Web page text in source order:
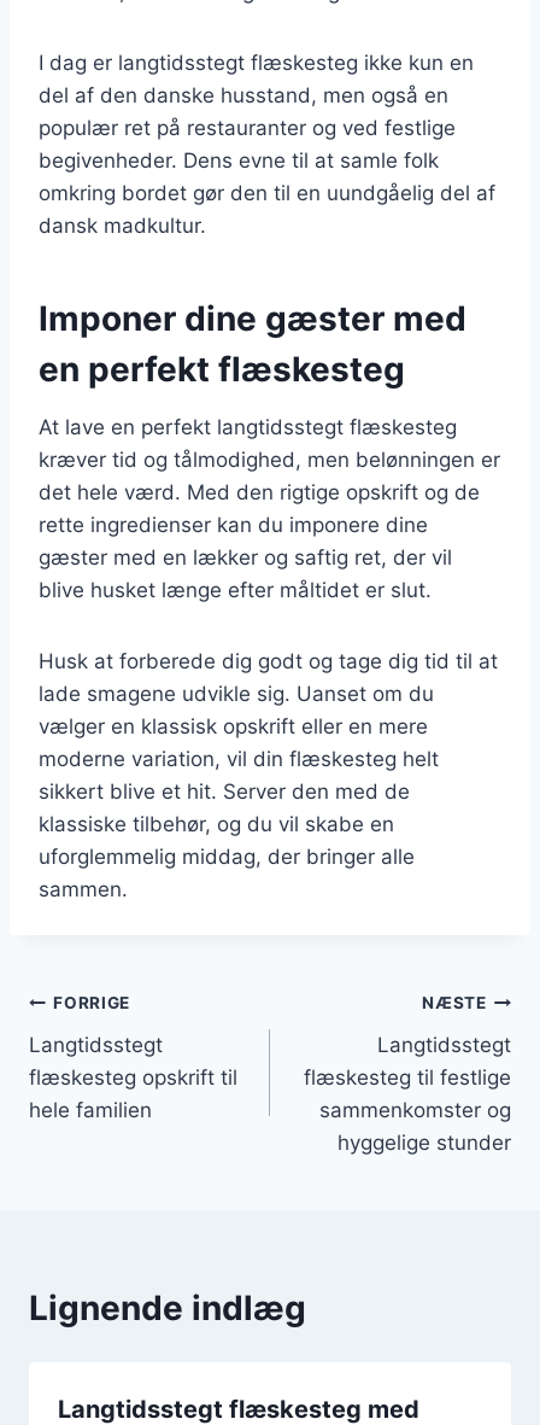
I dag er langtidsstegt flæskesteg ikke kun en
del af den danske husstand, men også en
populær ret på restauranter og ved festlige
begivenheder. Dens evne til at samle folk
omkring bordet gør den til en uundgåelig del af
dansk madkultur.
Imponer dine gæster med
en perfekt flæskesteg
At lave en perfekt langtidsstegt flæskesteg
kræver tid og tålmodighed, men belønningen er
det hele værd. Med den rigtige opskrift og de
rette ingredienser kan du imponere dine
gæster med en lækker og saftig ret, der vil
blive husket længe efter måltidet er slut.
Husk at forberede dig godt og tage dig tid til at
lade smagene udvikle sig. Uanset om du
vælger en klassisk opskrift eller en mere
moderne variation, vil din flæskesteg helt
sikkert blive et hit. Server den med de
klassiske tilbehør, og du vil skabe en
uforglemmelig middag, der bringer alle
sammen.
Indlægsnavigation
FORRIGE
Langtidsstegt
flæskesteg opskrift til
hele familien
NÆSTE
Langtidsstegt
flæskesteg til festlige
sammenkomster og
hyggelige stunder
Lignende indlæg
Langtidsstegt flæskesteg med